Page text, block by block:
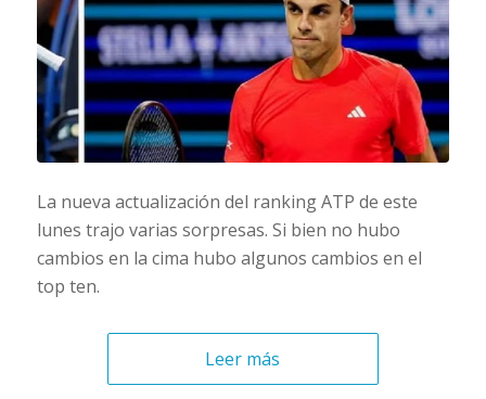
La nueva actualización del ranking ATP de este
lunes trajo varias sorpresas. Si bien no hubo
cambios en la cima hubo algunos cambios en el
top ten.
Leer más